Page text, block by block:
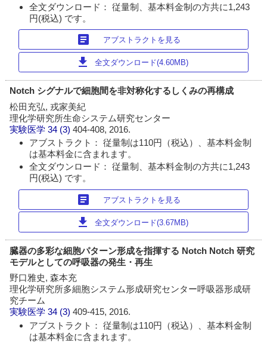
全文ダウンロード： 従量制、基本料金制の方共に1,243
円(税込) です。
article アブストラクトを見る
download 全文ダウンロード(4.60MB)
Notch シグナルで細胞間を非対称化するしくみの再構成
松田充弘, 戎家美紀
理化学研究所生命システム研究センター
実験医学 34 (3)404-408, 2016.
アブストラクト： 従量制は110円（税込）、基本料金制
は基本料金に含まれます。
全文ダウンロード： 従量制、基本料金制の方共に1,243
円(税込) です。
article アブストラクトを見る
download 全文ダウンロード(3.67MB)
臓器の多彩な細胞パターン形成を指揮する Notch Notch 研究
モデルとしての呼吸器の発生・再生
野口雅史, 森本充
理化学研究所多細胞システム形成研究センター呼吸器形成研
究チーム
実験医学 34 (3)409-415, 2016.
アブストラクト： 従量制は110円（税込）、基本料金制
は基本料金に含まれます。